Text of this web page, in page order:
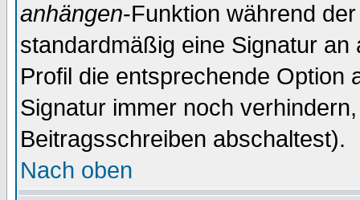
anhängen-Funktion während
standardmäßig eine Signatur
Profil die entsprechende Option
Signatur immer noch
Beitragsschreiben abschaltest).
Nach oben